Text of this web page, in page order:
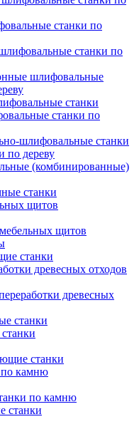
станки по
станки по
шлифовальные
станки
станки по
шлифовальные станки
по дереву
(комбинированные)
станки
щитов
щитов
станки
древесных отходов
древесных
станки
станки
по камню
по камню
станки